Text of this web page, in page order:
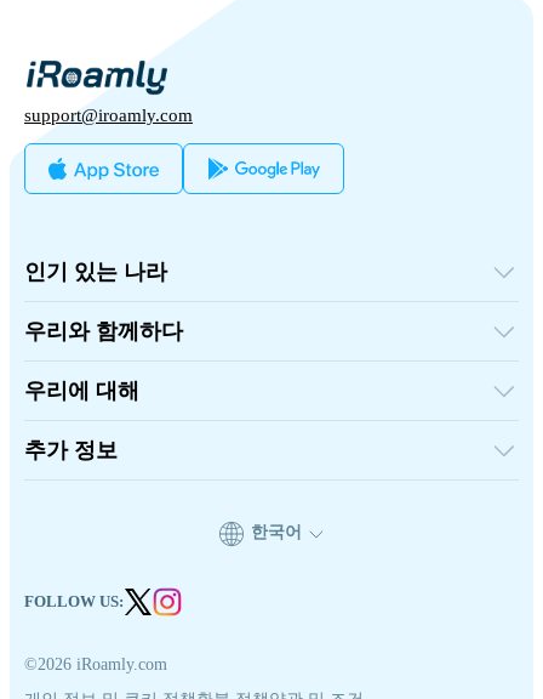
support@iroamly.com
인기 있는 나라
미국
영국
터키
프랑스
태국
일본
인도
우리와 함께하다
도매 플랫폼
추천하고 벌다
제휴 프로그램
API 문서
우리에 대해
iRoamly에 대하여
연락처
추가 정보
지원 센터
eSIM 기초 지식
©2026 iRoamly.com
한국어
FOLLOW US: